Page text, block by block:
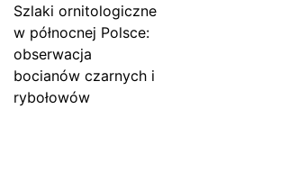
Szlaki ornitologiczne
w północnej Polsce:
obserwacja
bocianów czarnych i
rybołowów